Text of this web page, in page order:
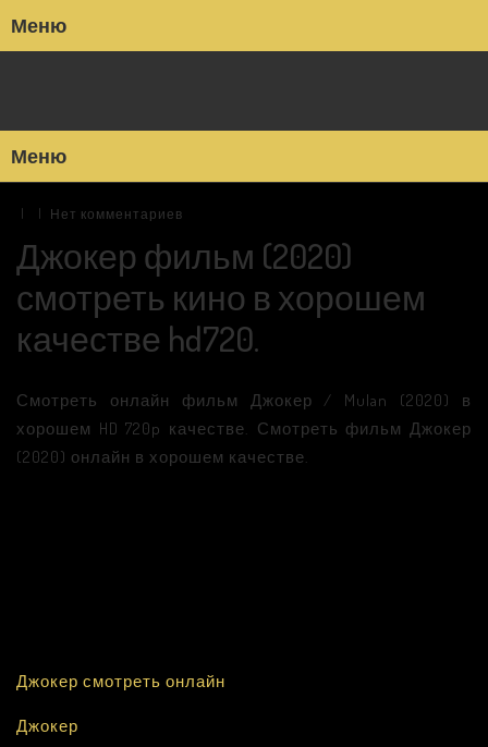
Меню
Меню
Нет комментариев
Джокер фильм (2020)
смотреть кино в хорошем
качестве hd720.
Смотреть онлайн фильм Джокер / Mulan (2020) в
хорошем HD 720p качестве. Смотреть фильм Джокер
(2020) онлайн в хорошем качестве.
Джокер смотреть онлайн
Джокер